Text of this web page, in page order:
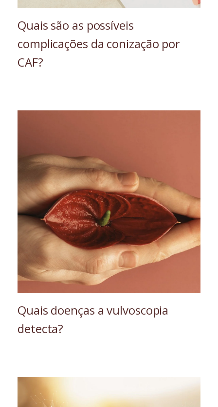
Quais são as possíveis
complicações da conização por
CAF?
Quais doenças a vulvoscopia
detecta?